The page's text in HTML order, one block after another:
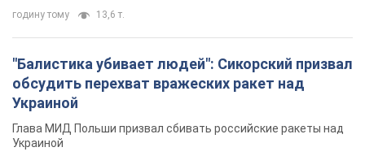
годину тому 13,6 т.
"Балистика убивает людей": Сикорский призвал
обсудить перехват вражеских ракет над
Украиной
Глава МИД Польши призвал сбивать российские ракеты над
Украиной